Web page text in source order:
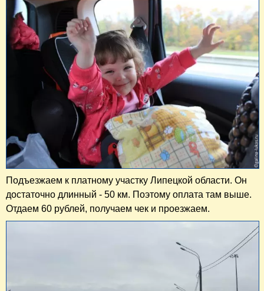
Подъезжаем к платному участку Липецкой области. Он
достаточно длинный - 50 км. Поэтому оплата там выше.
Отдаем 60 рублей, получаем чек и проезжаем.